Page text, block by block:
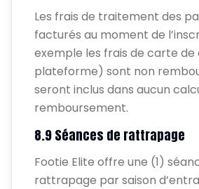
Les frais de traitement des
facturés au moment de
exemple les frais de carte de
plateforme) sont non
seront inclus dans aucun
remboursement.
8.9 Séances de rattrapage
Footie Elite offre une (1)
rattrapage par saison